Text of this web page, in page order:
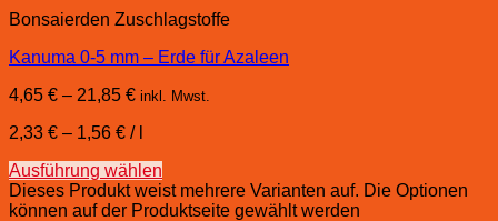
Bonsaierden Zuschlagstoffe
Kanuma 0-5 mm – Erde für Azaleen
4,65 € – 21,85 € inkl. Mwst.
2,33 € – 1,56 € /
Ausführung wählen
Dieses Produkt weist mehrere Varianten auf. Die Optionen
können auf der Produktseite gewählt werden